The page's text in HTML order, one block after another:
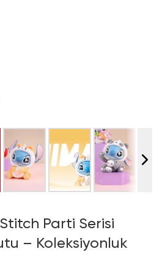
Parti Serisi
– Koleksiyonluk